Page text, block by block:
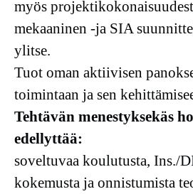
myös
mekaaninen -ja SIA
ylitse.
Tuot oman aktiivisen
toimintaan ja sen
Tehtävän menestyksekäs
edellyttää:
soveltuvaa koulutusta, Ins./
kokemusta ja onnistumista